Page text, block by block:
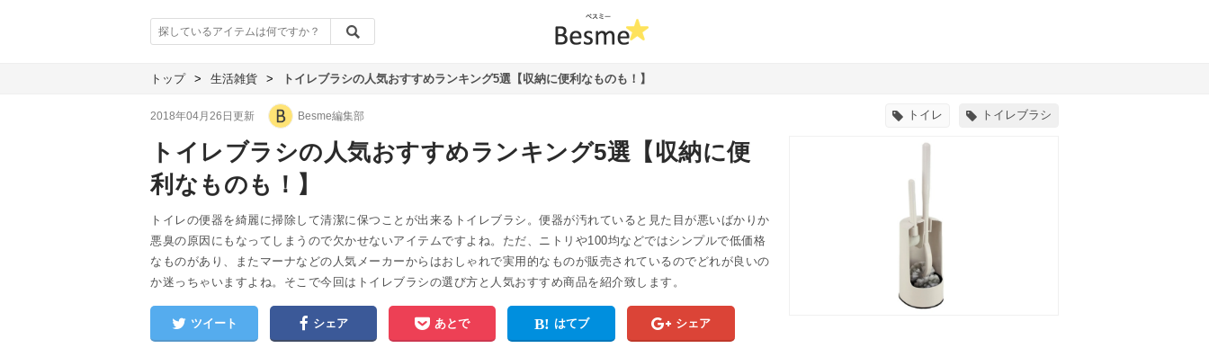
トップ > 生活雑貨 > トイレブラシの人気おすすめランキング5選【収納に便利なものも！】
2018年04月26日更新 Besme編集部 トイレ トイレブラシ
トイレブラシの人気おすすめランキング5選【収納に便
利なものも！】
トイレの便器を綺麗に掃除して清潔に保つことが出来るトイレブラシ。便器が汚れていると見た目が悪いばかりか
悪臭の原因にもなってしまうので欠かせないアイテムですよね。ただ、ニトリや100均などではシンプルで低価格
なものがあり、またマーナなどの人気メーカーからはおしゃれで実用的なものが販売されているのでどれが良いの
か迷っちゃいますよね。そこで今回はトイレブラシの選び方と人気おすすめ商品を紹介致します。
ツイート シェア あとで はてブ シェア